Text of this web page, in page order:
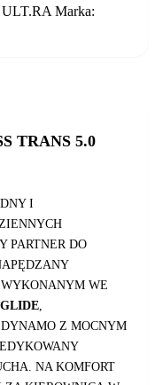
Marka:
TRANS 5.0
I
PARTNER DO
WYKONANYM WE
,
Z MOCNYM
NA KOMFORT